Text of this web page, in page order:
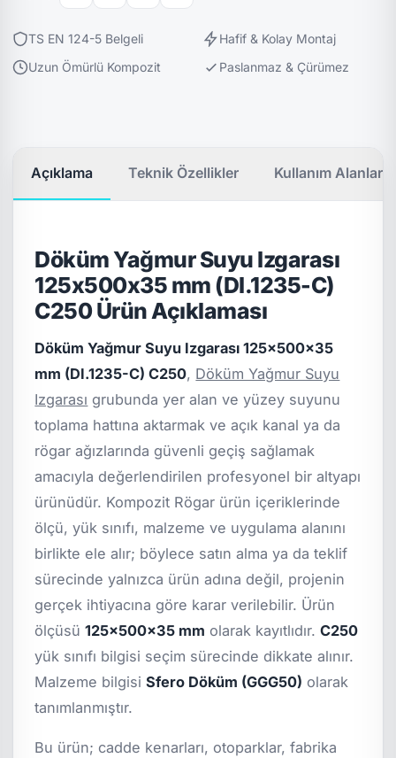
TS EN 124-5 Belgeli
Hafif & Kolay Montaj
Uzun Ömürlü Kompozit
Paslanmaz & Çürümez
Açıklama Teknik Özellikler Kullanım Alanları
Döküm Yağmur Suyu Izgarası
125x500x35 mm (DI.1235-C)
C250 Ürün Açıklaması
Döküm Yağmur Suyu Izgarası 125x500x35
mm (DI.1235-C) C250, Döküm Yağmur Suyu
Izgarası grubunda yer alan ve yüzey suyunu
toplama hattına aktarmak ve açık kanal ya da
rögar ağızlarında güvenli geçiş sağlamak
amacıyla değerlendirilen profesyonel bir altyapı
ürünüdür. Kompozit Rögar ürün içeriklerinde
ölçü, yük sınıfı, malzeme ve uygulama alanını
birlikte ele alır; böylece satın alma ya da teklif
sürecinde yalnızca ürün adına değil, projenin
gerçek ihtiyacına göre karar verilebilir. Ürün
ölçüsü125x500x35 mm olarak kayıtlıdır.C250
yük sınıfı bilgisi seçim sürecinde dikkate alınır.
Malzeme bilgisiSfero Döküm (GGG50) olarak
tanımlanmıştır.
Bu ürün; cadde kenarları, otoparklar, fabrika